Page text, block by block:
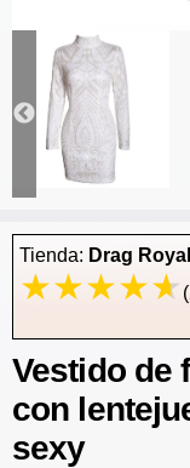
Tienda: Drag Royal
Vestido de
con
sexy